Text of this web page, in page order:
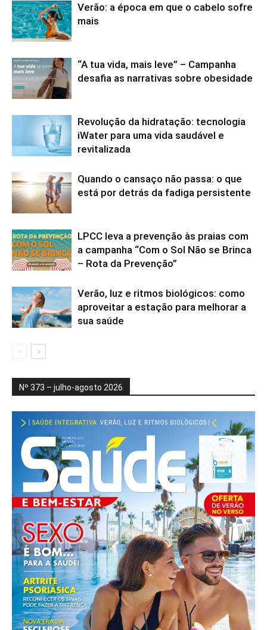
Verão: a época em que o cabelo sofre
mais
“A tua vida, mais leve” – Campanha
desafia as narrativas sobre obesidade
Revolução da hidratação: tecnologia
iWater para uma vida saudável e
revitalizada
Quando o cansaço não passa: o que
está por detrás da fadiga persistente
LPCC leva a prevenção às praias com
a campanha “Com o Sol Não se Brinca
– Rota da Prevenção”
Verão, luz e ritmos biológicos: como
aproveitar a estação para melhorar a
sua saúde
Nº 373 – julho-agosto 2026